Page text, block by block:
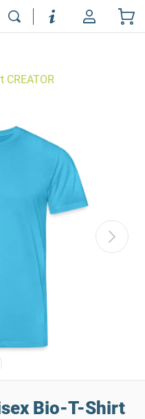
Bio-T-Shirt